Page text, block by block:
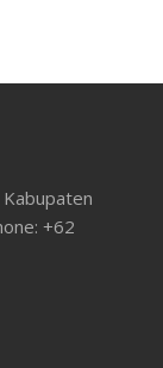
+62